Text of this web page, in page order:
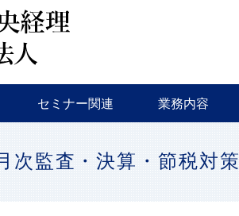
セミナー関連 業務内容
次監査・決算・節税対策